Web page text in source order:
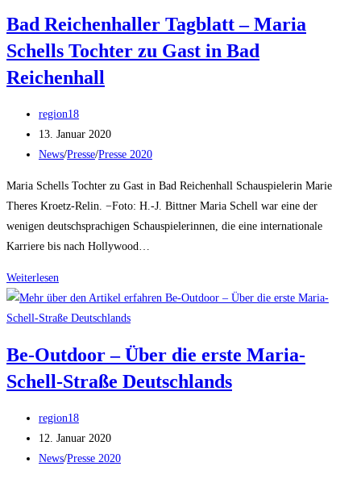
Bad Reichenhaller Tagblatt – Maria
Schells Tochter zu Gast in Bad
Reichenhall
Beitrags-
Autor:
region18
Beitrag
veröffentlicht:
13. Januar 2020
Beitrags-
News/Presse/Presse 2020
Maria Schells Tochter zu Gast in Bad Reichenhall Schauspielerin Marie
Theres Kroetz-Relin. −Foto: H.-J. Bittner Maria Schell war eine der
wenigen deutschsprachigen Schauspielerinnen, die eine internationale
Karriere bis nach Hollywood…
Weiterlesen
Reichenhaller
Tagblatt
Maria
Schells
zu
Gast
in
Be-Outdoor – Über die erste Maria-
Schell-Straße Deutschlands
Beitrags-
Autor:
region18
Beitrag
veröffentlicht:
12. Januar 2020
Beitrags-
News/Presse 2020